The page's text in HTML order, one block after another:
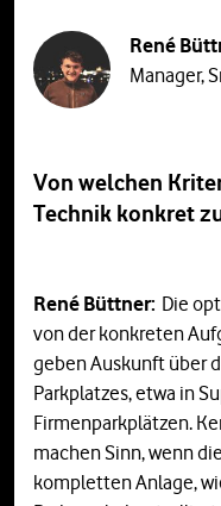
René
Manager,
Von welchen
Technik konkret
René Büttner: Die
von der konkreten
geben Auskunft über
Parkplatzes, etwa in
Firmenparkplätzen.
machen Sinn, wenn
kompletten Anlage,